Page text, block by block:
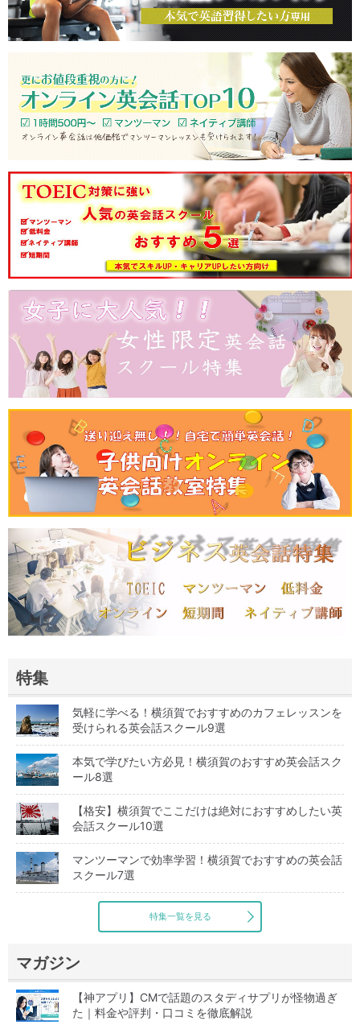
特集
気軽に学べる！横須賀でおすすめのカフェレッスンを
受けられる英会話スクール9選
本気で学びたい方必見！横須賀のおすすめ英会話スク
ール8選
【格安】横須賀でここだけは絶対におすすめしたい英
会話スクール10選
マンツーマンで効率学習！横須賀でおすすめの英会話
スクール7選
特集一覧を見る
マガジン
【神アプリ】CMで話題のスタディサプリが怪物過ぎ
た｜料金や評判・口コミを徹底解説